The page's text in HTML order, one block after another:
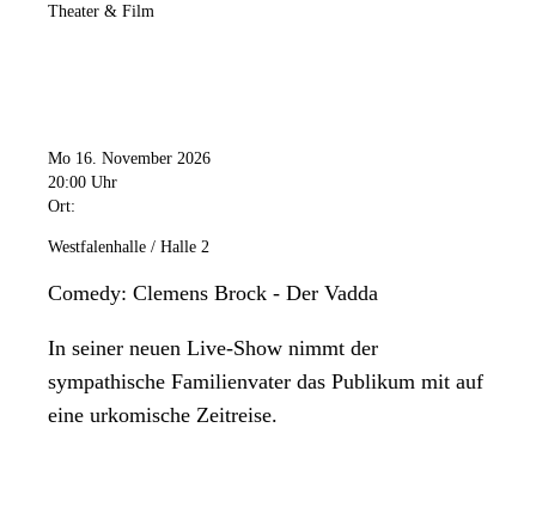
Theater & Film
Mo 16. November 2026
20:00 Uhr
Ort:
Westfalenhalle / Halle 2
Comedy: Clemens Brock - Der Vadda
In seiner neuen Live-Show nimmt der
sympathische Familienvater das Publikum mit auf
eine urkomische Zeitreise.